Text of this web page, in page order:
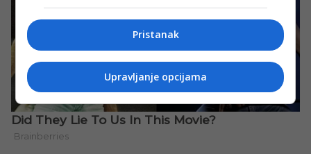
Pristanak
Upravljanje opcijama